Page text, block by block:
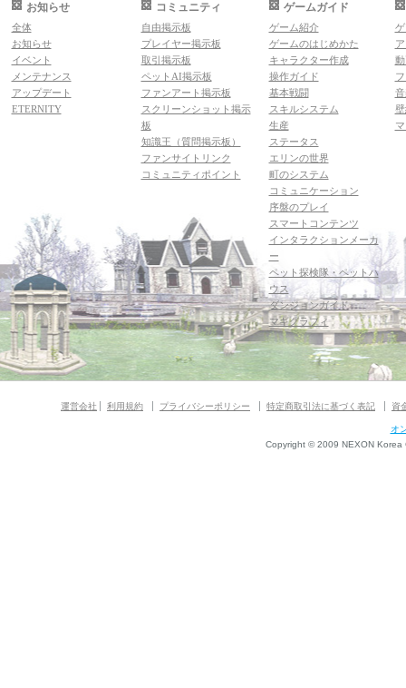
お知らせ
全体
お知らせ
イベント
メンテナンス
アップデート
ETERNITY
コミュニティ
自由掲示板
プレイヤー掲示板
取引掲示板
ペットAI掲示板
ファンアート掲示板
スクリーンショット掲示
板
知識王（質問掲示板）
ファンサイトリンク
コミュニティポイント
ゲームガイド
ゲーム紹介
ゲームのはじめかた
キャラクター作成
操作ガイド
基本戦闘
スキルシステム
生産
ステータス
エリンの世界
町のシステム
コミュニケーション
序盤のプレイ
スマートコンテンツ
インタラクションメーカ
ー
ペット探検隊・ペットハ
ウス
ダンジョンガイド
マギグラフィ
運営会社 利用規約 プライバシーポリシー 特定商取引法に基づく表記 資
オ
Copyright © 2009 NEXON Korea